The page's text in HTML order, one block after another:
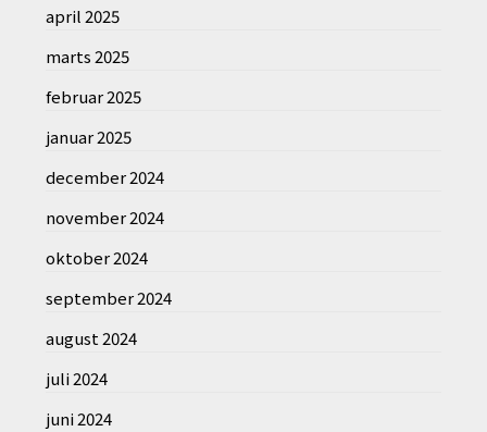
april 2025
marts 2025
februar 2025
januar 2025
december 2024
november 2024
oktober 2024
september 2024
august 2024
juli 2024
juni 2024